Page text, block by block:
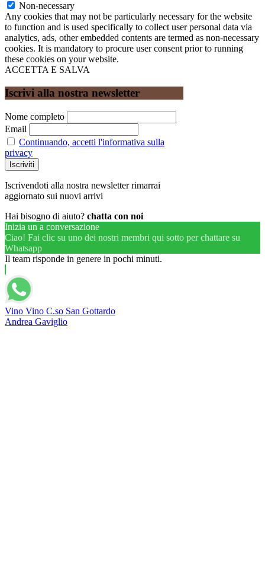
Non-necessary
Any cookies that may not be particularly necessary for the website
to function and is used specifically to collect user personal data via
analytics, ads, other embedded contents are termed as non-necessary
cookies. It is mandatory to procure user consent prior to running
these cookies on your website.
ACCETTA E SALVA
Iscrivi alla nostra newsletter
Nome completo
Email
Continuando, accetti l'informativa sulla
privacy
Iscrivendoti alla nostra newsletter rimarrai
aggiornato sui nuovi arrivi
Hai bisogno di aiuto? chatta con noi
Inizia un a conversazione
Ciao! Fai clic su uno dei nostri membri qui sotto per chattare su
Whatsapp
Il team risponde in genere in pochi minuti.
Vino Vino C.so San Gottardo
Andrea Gaviglio